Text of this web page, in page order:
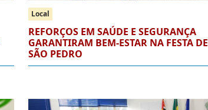
Local
REFORÇOS EM SAÚDE E SEGURANÇA
GARANTIRAM BEM-ESTAR NA FESTA DE
SÃO PEDRO